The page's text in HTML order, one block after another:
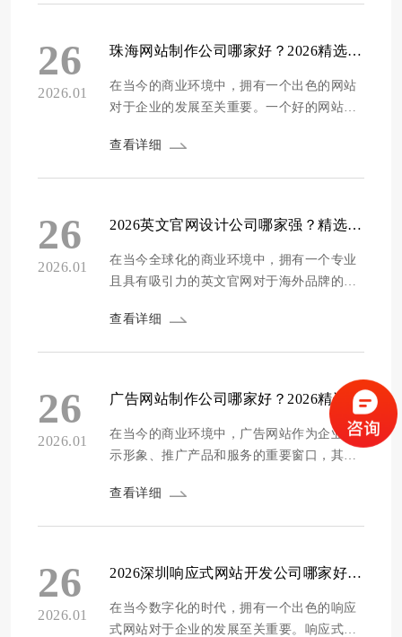
一位细心的倾听者，通过初始的深入对话，
捕捉你的独特故事和战略目标，从而打造出
不仅美观且功...
26
2026.01
珠海网站制作公司哪家好？2026精选十家专业靠谱建站服务商推荐
在当今的商业环境中，拥有一个出色的网站
对于企业的发展至关重要。一个好的网站不
推广产品和服务、吸引潜在客户的重要工
然而，市场上的网站制作公司众多，如何挑
选成为了一个难题。本文将为大家精选2026
年珠海及...
查看详细
26
2026.01
2026英文官网设计公司哪家强？精选10家专业海外品牌官网定制服务商推荐
在当今全球化的商业环境中，拥有一个专业
且具有吸引力的英文官网对于海外品牌的发
示自身形象、产品和服务的重要窗口，更是
牌理念和价值，提升品牌的国际知名度和美
誉度，为企业在国际市场上赢得更多的商机
和竞...
查看详细
26
2026.01
广告网站制作公司哪家好？2026精选十家专业靠谱建站服务商推荐
在当今的商业环境中，广告网站作为企业展
示形象、推广产品和服务的重要窗口，其制
和品牌形象。一个专业、美观且功能强大的
而，面对市场上众多的广告网站制作公司，
企业往往会陷入选择困境，不知道哪家公司
能够真正满足...
查看详细
26
2026.01
2026深圳响应式网站开发公司哪家好？精选十家专业靠谱建站服务商推荐
在当今数字化的时代，拥有一个出色的响应
式网站对于企业的发展至关重要。响应式网